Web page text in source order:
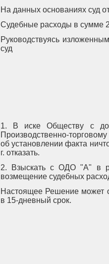
На данных основаниях суд
Судебные расходы в сумме
Руководствуясь
суд
1. В иске Обществу с
Производственно-
об установлении факта
г. отказать.
2. Взыскать с ОДО "А" в
возмещение судебных
Настоящее Решение может
в 15-дневный срок.